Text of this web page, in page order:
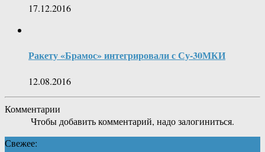
17.12.2016
Ракету «Брамос» интегрировали с Су-30МКИ
12.08.2016
Комментарии
Чтобы добавить комментарий, надо залогиниться.
Свежее: